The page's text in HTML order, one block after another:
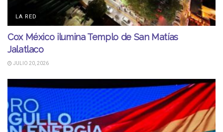
LA RED
Cox México ilumina Templo de San Matías
Jalatlaco
JULIO 20, 2026